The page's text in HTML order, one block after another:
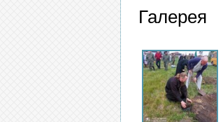
Галерея